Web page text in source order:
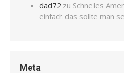
dad72 zu Schnelles
einfach das sollte man
Meta